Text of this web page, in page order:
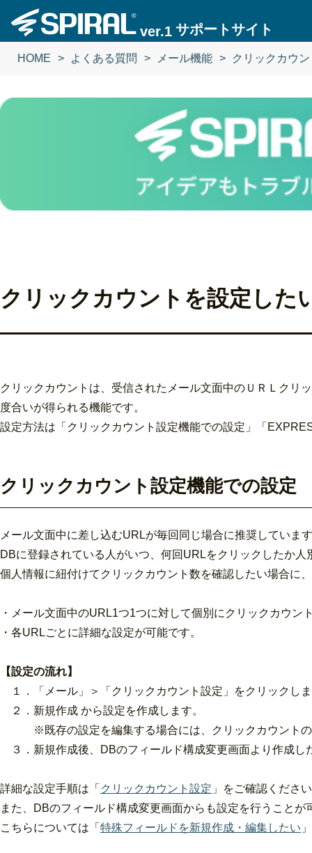
ver.1 サポートサイト
HOME よくある質問 メール機能 クリックカウ
クリックカウントを設定した
クリックカウントは、受信されたメール文面中のＵＲＬクリ
度合いが得られる機能です。
設定方法は「クリックカウント設定機能での設定」「
クリックカウント設定機能での設定
メール文面中に差し込むURLが毎回同じ場合に推奨していま
DBに登録されている人がいつ、何回URLをクリックしたか
個人情報に紐付けてクリックカウント数を確認したい場合に
・メール文面中のURL1つ1つに対して個別にクリックカウン
・各URLごとに詳細な設定が可能です。
【設定の流れ】
１．「メール」＞「クリックカウント設定」をクリックし
２．新規作成 から設定を作成します。
※既存の設定を編集する場合には、クリックカウントの
３．新規作成後、DBのフィールド構成変更画面より作成し
詳細な設定手順は「 クリックカウント設定 」をご確認くださ
また、DBのフィールド構成変更画面からも設定を行うことが
こちらについては「 特殊フィールドを新規作成・編集したい